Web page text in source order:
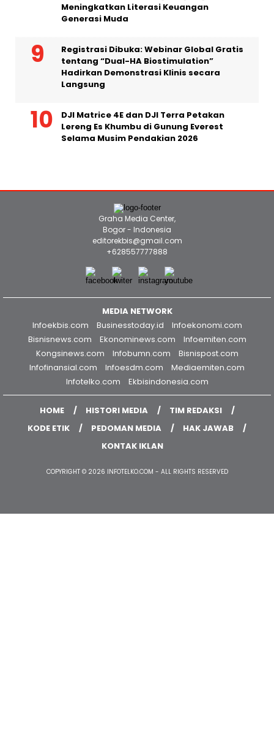
VT Markets Luncurkan “Finance Forward”,
Program CSR Lintasnegara yang
Registrasi Dibuka: Webinar Global Gratis
tentang “Dual-HA Biostimulation”
DJI Matrice 4E dan DJI Terra Petakan
Graha Media Center,
Bogor - Indonesia
+628557777888
MEDIA NETWORK
Infoekbis.com
Businesstoday.id
Infoekonomi.com
Bisnisnews.com
Ekonominews.com
Infoemiten.com
Kongsinews.com
Infobumn.com
Bisnispost.com
Infotelko.com
Ekbisindonesia.com
HOME HISTORI MEDIA
TIM REDAKSI
PEDOMAN MEDIA
KONTAK IKLAN